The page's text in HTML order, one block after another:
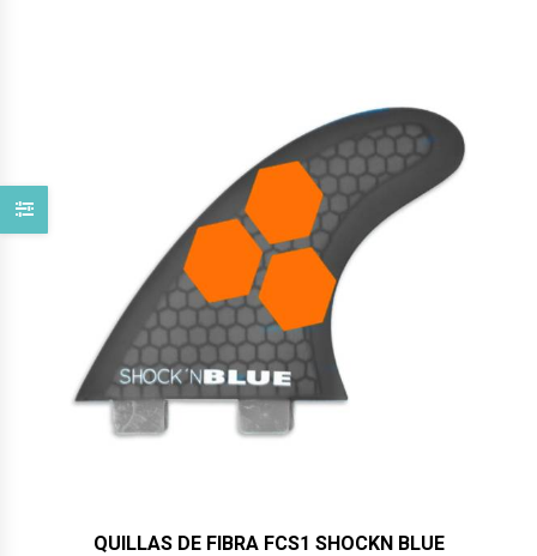
QUILLAS DE FIBRA FCS1 SHOCKN BLUE